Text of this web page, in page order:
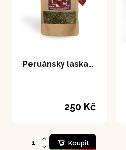
Peruánský laskavec - Sanguinaria 80 g
250 Kč
Koupit